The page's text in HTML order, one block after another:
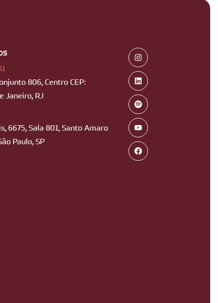
806, Centro CEP:
Janeiro, RJ
6675, Sala 801, Santo Amaro
Paulo, SP